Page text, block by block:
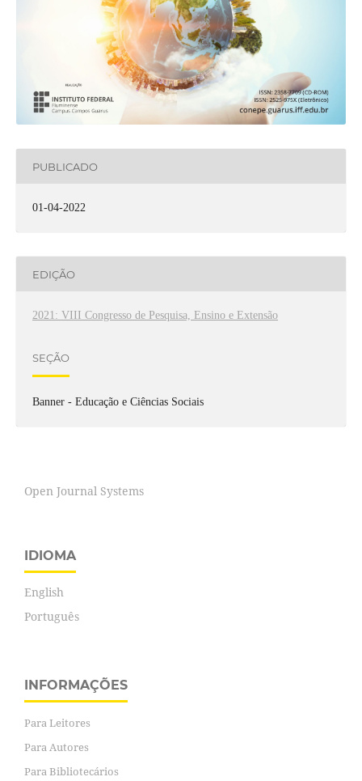
PUBLICADO
01-04-2022
EDIÇÃO
2021: VIII Congresso de Pesquisa, Ensino e Extensão
SEÇÃO
Banner - Educação e Ciências Sociais
Open Journal Systems
IDIOMA
English
Português
INFORMAÇÕES
Para Leitores
Para Autores
Para Bibliotecários